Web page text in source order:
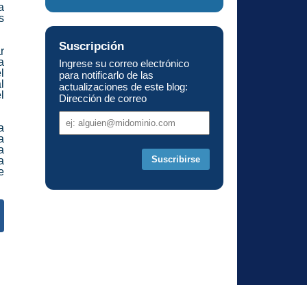
Suscripción
Ingrese su correo electrónico
para notificarlo de las
actualizaciones de este blog:
Dirección de correo
de